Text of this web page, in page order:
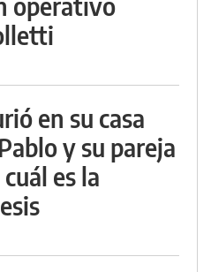
en su casa
y su pareja
es la